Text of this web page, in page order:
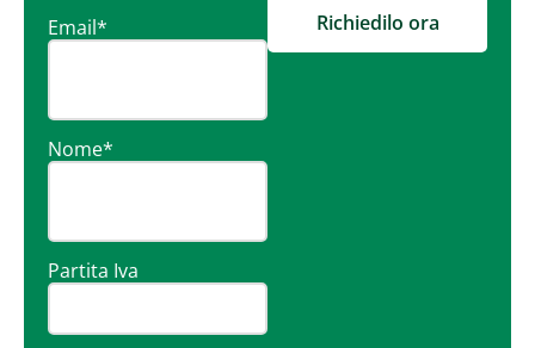
Email*
Nome*
Partita Iva
Richiedilo ora